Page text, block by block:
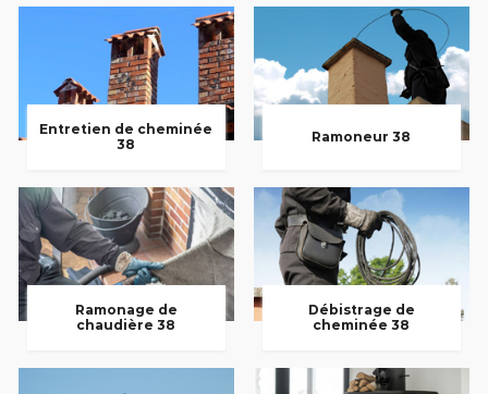
Entretien de cheminée
38
Ramoneur 38
Ramonage de
chaudière 38
Débistrage de
cheminée 38